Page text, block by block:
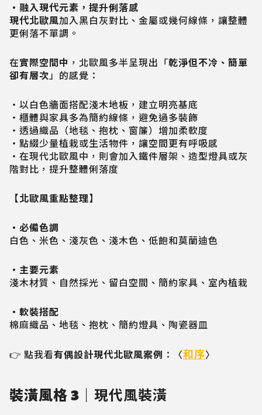
・融入現代元素，提升俐落感
現代北歐風加入黑白灰對比、金屬或幾何線條，讓整體
更俐落不單調。
在實際空間中 ，北歐風多半呈現出「乾淨但不冷、簡單
卻有層次」的感覺：
・以白色牆面搭配淺木地板，建立明亮基底
・櫃體與家具多為簡約線條，避免過多裝飾
・透過織品（地毯、抱枕、窗簾）增加柔軟度
・點綴少量植栽或生活物件，讓空間更有呼吸感
・在現代北歐風中，則會加入鐵件層架、造型燈具或灰
階對比，提升整體俐落度
【北歐風重點整理】
・必備色調
白色、米色、淺灰色、淺木色、低飽和莫蘭迪色
・主要元素
淺木材質、自然採光、留白空間、簡約家具、室內植栽
・軟裝搭配
棉麻織品、地毯、抱枕、簡約燈具、陶瓷器皿
👉 點我看有偶設計現代北歐風案例 ：〈和序〉
裝潢風格 3｜ 現代風裝潢